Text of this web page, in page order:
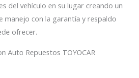
del vehículo en su lugar creando un
manejo con la garantía y respaldo
ofrecer.
Auto Repuestos TOYOCAR